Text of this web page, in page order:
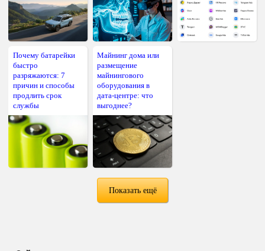
Почему батарейки
быстро
разряжаются: 7
причин и способы
продлить срок
службы
Майнинг дома или
размещение
майнингового
оборудования в
дата-центре: что
выгоднее?
Показать ещё